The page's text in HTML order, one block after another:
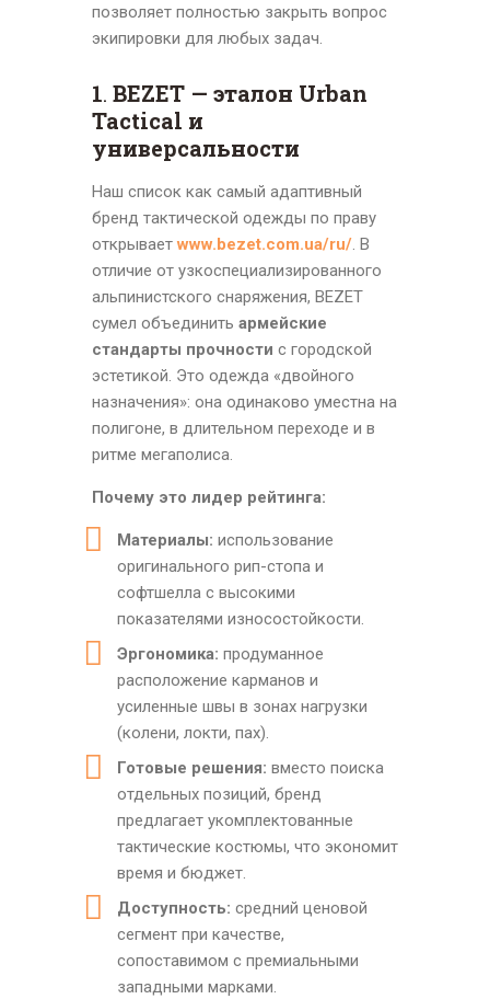
позволяет полностью закрыть вопрос
экипировки для любых задач.
1. BEZET — эталон Urban
Tactical и
универсальности
Наш список как самый адаптивный
бренд тактической одежды по праву
открываетwww.bezet.com.ua/ru/. В
отличие от узкоспециализированного
альпинистского снаряжения, BEZET
сумел объединить армейские
стандарты прочности с городской
эстетикой. Это одежда «двойного
назначения»: она одинаково уместна на
полигоне, в длительном переходе и в
ритме мегаполиса.
Почему это лидер рейтинга:
Материалы: использование
оригинального рип-стопа и
софтшелла с высокими
показателями износостойкости.
Эргономика: продуманное
расположение карманов и
усиленные швы в зонах нагрузки
(колени, локти, пах).
Готовые решения: вместо поиска
отдельных позиций, бренд
предлагает укомплектованные
тактические костюмы, что экономит
время и бюджет.
Доступность: средний ценовой
сегмент при качестве,
сопоставимом с премиальными
западными марками.